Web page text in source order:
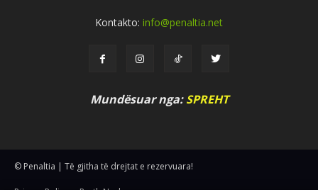
Kontakto: info@penaltia.net
Mundësuar nga:SPREHT
© Penaltia | Të gjitha të drejtat e rezervuara!